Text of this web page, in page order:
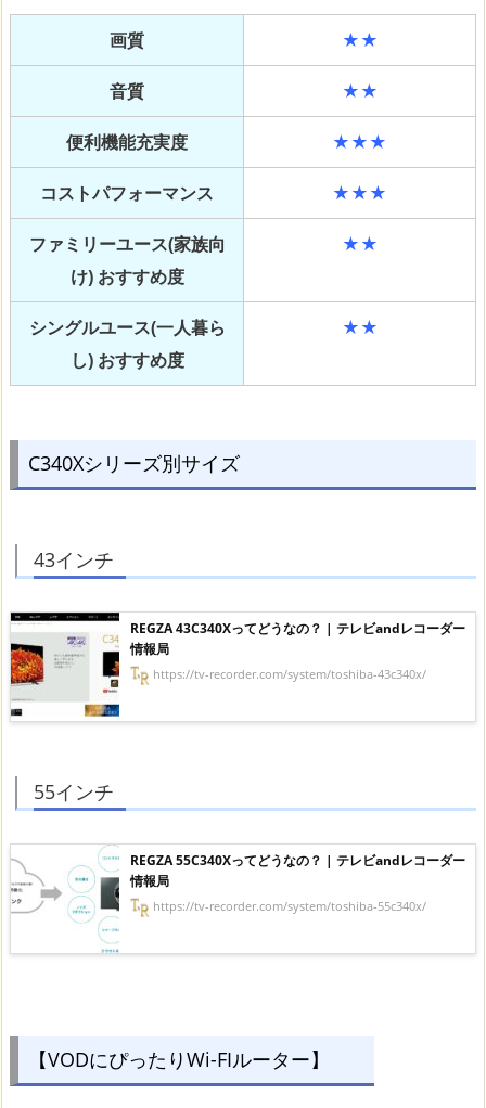
画質 ★★
音質 ★★
便利機能充実度 ★★★
コストパフォーマンス ★★★
ファミリーユース(家族向
け) おすすめ度
★★
シングルユース(一人暮ら
し) おすすめ度
★★
C340Xシリーズ別サイズ
43インチ
REGZA 43C340Xってどうなの？ | テレビandレコーダー
情報局
https://tv-recorder.com/system/toshiba-43c340x/
55インチ
REGZA 55C340Xってどうなの？ | テレビandレコーダー
情報局
https://tv-recorder.com/system/toshiba-55c340x/
【VODにぴったりWi-FIルーター】